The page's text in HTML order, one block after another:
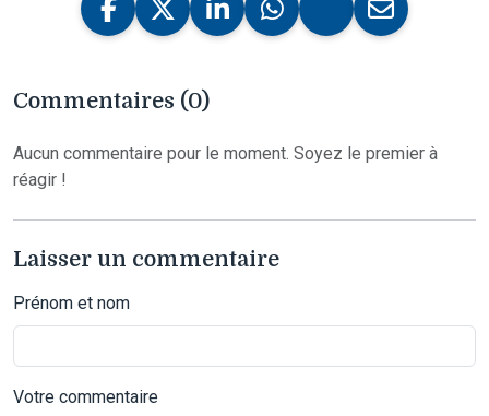
Commentaires (0)
Aucun commentaire pour le moment. Soyez le premier à
réagir !
Laisser un commentaire
Prénom et nom
Votre commentaire